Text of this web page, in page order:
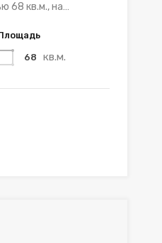
68 кв.м., на…
68 кв.м.